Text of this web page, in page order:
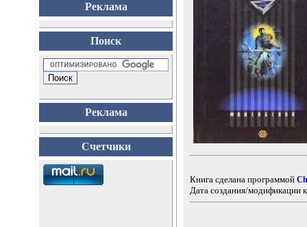
Реклама
Поиск
Реклама
Счетчики
Книга сделана программой
Дата создания/модификации